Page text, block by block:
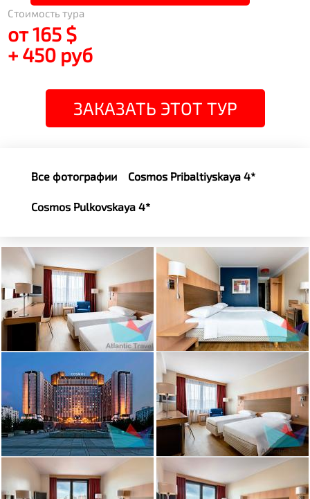
Стоимость тура
от 165 $
+ 450 руб
ЗАКАЗАТЬ ЭТОТ ТУР
Все фотографии Cosmos Pribaltiyskaya 4*
Cosmos Pulkovskaya 4*